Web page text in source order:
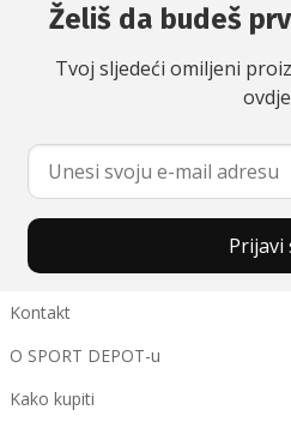
Želiš da budeš
Tvoj sljedeći omiljeni
Prijavi
Kontakt
O SPORT DEPOT-u
Kako kupiti